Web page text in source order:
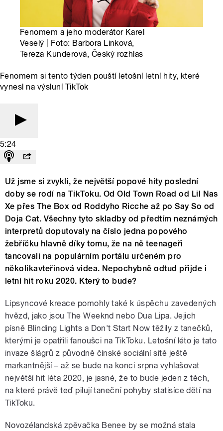
Fenomem a jeho moderátor Karel
Veselý | Foto: Barbora Linková,
Tereza Kunderová, Český rozhlas
Fenomem si tento týden pouští letošní letní hity, které
vynesl na výsluní TikTok
5:24
Už jsme si zvykli, že největší popové hity poslední
doby se rodí na TikToku. Od Old Town Road od Lil Nas
Xe přes The Box od Roddyho Ricche až po Say So od
Doja Cat. Všechny tyto skladby od předtím neznámých
interpretů doputovaly na číslo jedna popového
žebříčku hlavně díky tomu, že na ně teenageři
tancovali na populárním portálu určeném pro
několikavteřinová videa. Nepochybně odtud přijde i
letní hit roku 2020. Který to bude?
Lipsyncové kreace pomohly také k úspěchu zavedených
hvězd, jako jsou The Weeknd nebo Dua Lipa. Jejich
písně Blinding Lights a Don't Start Now těžily z tanečků,
kterými je opatřili fanoušci na TikToku. Letošní léto je tato
invaze šlágrů z původně čínské sociální sítě ještě
markantnější – až se bude na konci srpna vyhlašovat
největší hit léta 2020, je jasné, že to bude jeden z těch,
na které právě teď pilují taneční pohyby statisíce dětí na
TikToku.
Novozélandská zpěvačka Benee by se možná stala